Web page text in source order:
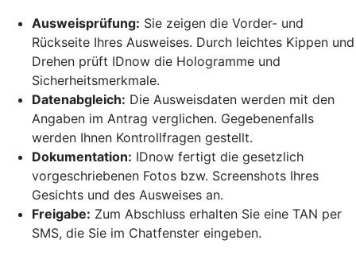
Ausweisprüfung: Sie zeigen die Vorder- und
Rückseite Ihres Ausweises. Durch leichtes Kippen und
Drehen prüft IDnow die Hologramme und
Sicherheitsmerkmale.
Datenabgleich: Die Ausweisdaten werden mit den
Angaben im Antrag verglichen. Gegebenenfalls
werden Ihnen Kontrollfragen gestellt.
Dokumentation: IDnow fertigt die gesetzlich
vorgeschriebenen Fotos bzw. Screenshots Ihres
Gesichts und des Ausweises an.
Freigabe: Zum Abschluss erhalten Sie eine TAN per
SMS, die Sie im Chatfenster eingeben.